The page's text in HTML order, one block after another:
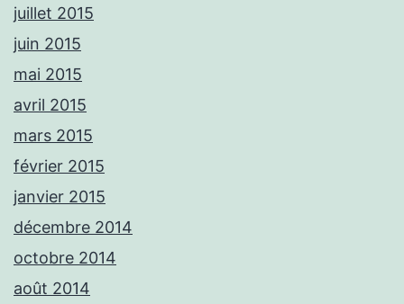
juillet 2015
juin 2015
mai 2015
avril 2015
mars 2015
février 2015
janvier 2015
décembre 2014
octobre 2014
août 2014